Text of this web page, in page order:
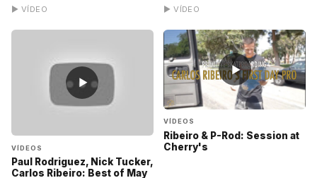
▶ VÍDEO ▶ VÍDEO
▶
VÍDEOS
Paul Rodriguez, Nick Tucker,
Carlos Ribeiro: Best of May
▶
VÍDEOS
Ribeiro & P-Rod: Session at
Cherry's